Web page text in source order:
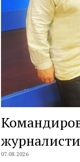
07.08.2026